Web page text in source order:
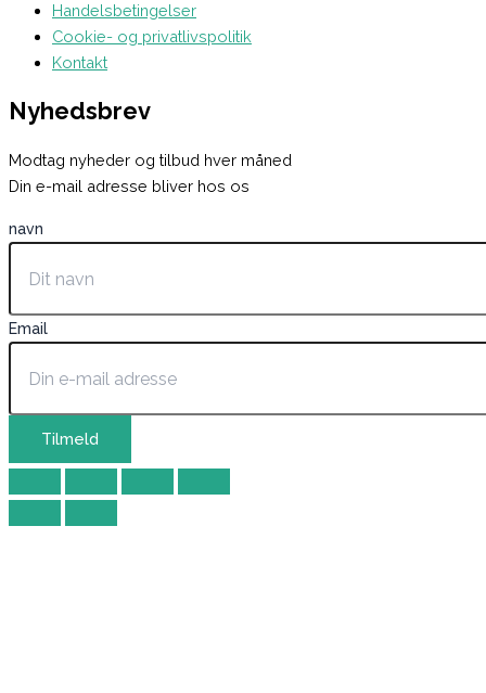
Handelsbetingelser
Cookie- og privatlivspolitik
Kontakt
Nyhedsbrev
Modtag nyheder og tilbud hver måned
Din e-mail adresse bliver hos os
navn
Email
Tilmeld